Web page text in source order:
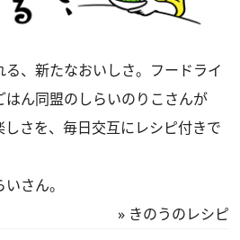
、新たなおいしさ。フードライ
ん同盟のしらいのりこさんが
しさを、毎日交互にレシピ付きで
さん。
» きのうのレシピ